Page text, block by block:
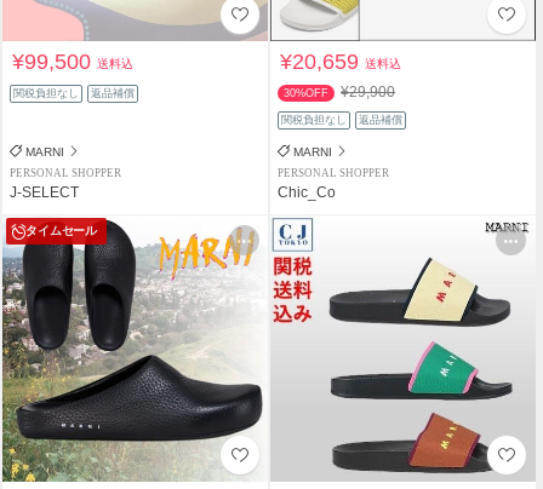
¥99,500送料込
関税負担なし 返品補償
MARNI
PERSONAL SHOPPER
J-SELECT
¥20,659送料込
30%OFF ¥29,900
関税負担なし 返品補償
MARNI
PERSONAL SHOPPER
Chic_Co
タイムセール